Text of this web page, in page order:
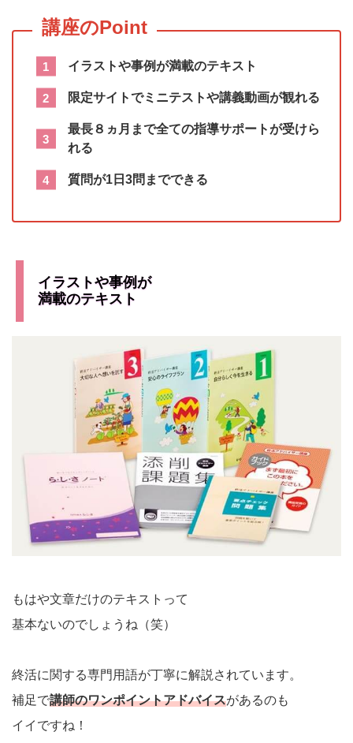
イラストや事例が満載のテキスト
限定サイトでミニテストや講義動画が観れる
最長８ヵ月まで全ての指導サポートが受けら
れる
質問が1日3問までできる
イラストや事例が
満載のテキスト
もはや文章だけのテキストって
基本ないのでしょうね（笑）
終活に関する専門用語が丁寧に解説されています。
補足で講師のワンポイントアドバイスがあるのも
イイですね！